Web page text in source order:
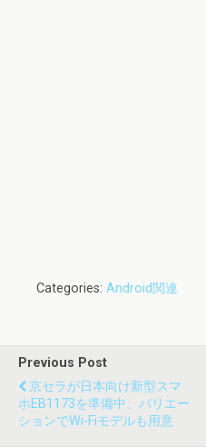
Categories: Android関連
Previous Post
京セラが日本向け新型スマ
ホEB1173を準備中、バリエー
ションでWi-Fiモデルも用意